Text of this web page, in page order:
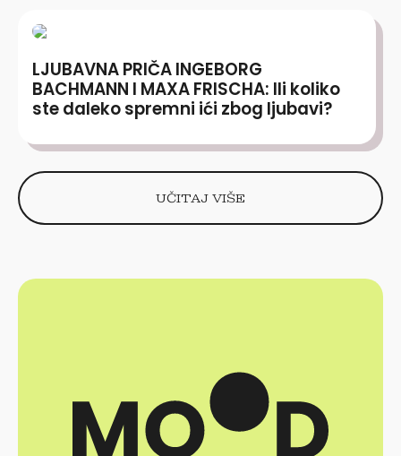
LJUBAVNA PRIČA INGEBORG
BACHMANN I MAXA FRISCHA: Ili koliko
ste daleko spremni ići zbog ljubavi?
UČITAJ VIŠE